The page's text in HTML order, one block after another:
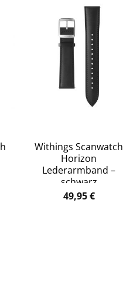
Withings Scanwatch
Horizon
Lederarmband –
schwarz
49,95€